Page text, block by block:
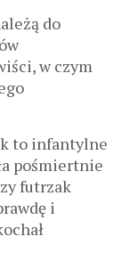
do
w czym
to infantylne
pośmiertnie
futrzak
i